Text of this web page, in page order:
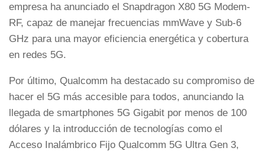
empresa ha anunciado el Snapdragon X80 5G Modem-
RF, capaz de manejar frecuencias mmWave y Sub-6
GHz para una mayor eficiencia energética y cobertura
en redes 5G.
Por último, Qualcomm ha destacado su compromiso de
hacer el 5G más accesible para todos, anunciando la
llegada de smartphones 5G Gigabit por menos de 100
dólares y la introducción de tecnologías como el
Acceso Inalámbrico Fijo Qualcomm 5G Ultra Gen 3,